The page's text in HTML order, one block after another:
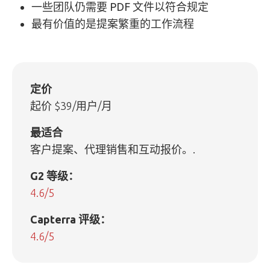
一些团队仍需要 PDF 文件以符合规定
最有价值的是提案繁重的工作流程
定价
起价 $39/用户/月
最适合
客户提案、代理销售和互动报价。.
G2 等级：
4.6/5
Capterra 评级：
4.6/5